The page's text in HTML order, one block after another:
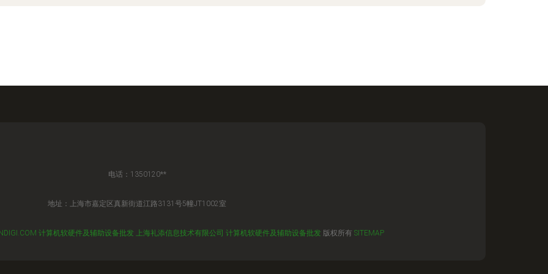
电话：1350120**
地址：上海市嘉定区真新街道江路3131号5幢JT1002室
计算机软硬件及辅助设备批发 上海礼添信息技术有限公司 计算机软硬件及辅助设备批发版权所有 SITEMAP